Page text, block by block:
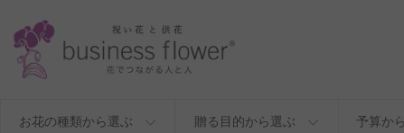
お花の種類から選ぶ 贈る目的から選ぶ 予算か